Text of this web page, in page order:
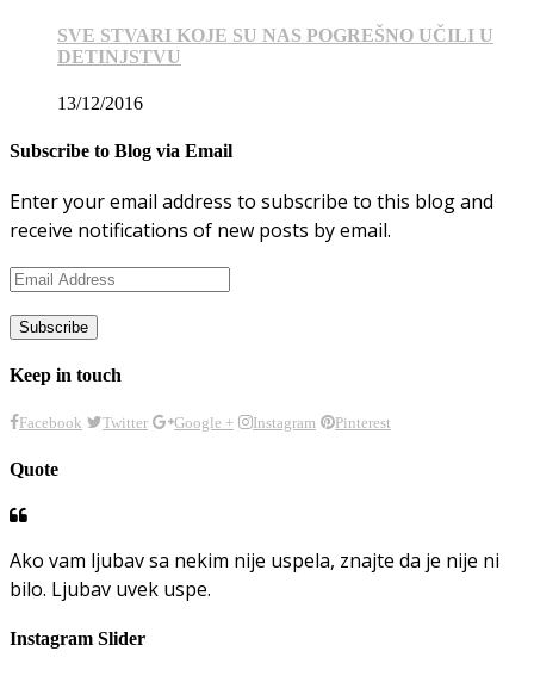
SVE STVARI KOJE SU NAS POGREŠNO UČILI U
DETINJSTVU
13/12/2016
Subscribe to Blog via Email
Enter your email address to subscribe to this blog and
receive notifications of new posts by email.
Email
Keep in touch
Facebook Twitter Google + Instagram Pinterest
Quote
Ako vam ljubav sa nekim nije uspela, znajte da je nije ni
bilo. Ljubav uvek uspe.
Instagram Slider